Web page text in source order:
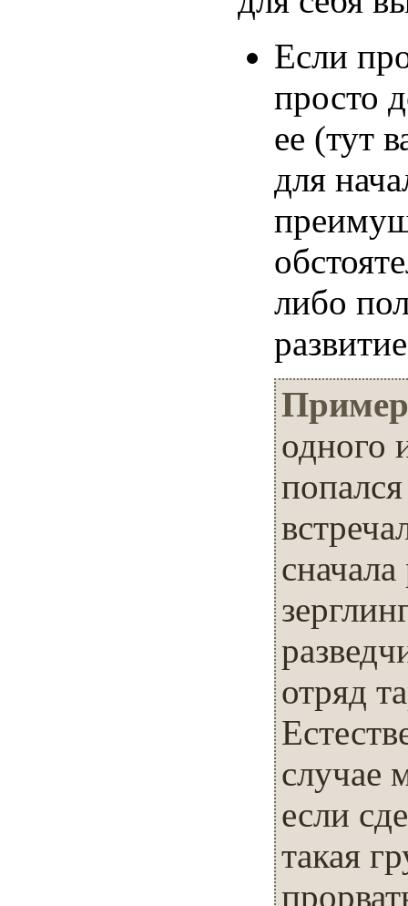
Если
просто
ее (тут
для
либо
одного
отряд
случае
если
такая